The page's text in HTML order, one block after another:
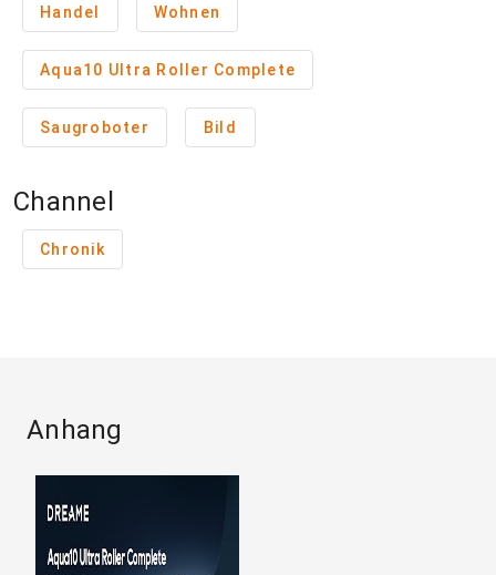
Handel Wohnen
Aqua10 Ultra Roller Complete
Saugroboter Bild
Channel
Chronik
Anhang